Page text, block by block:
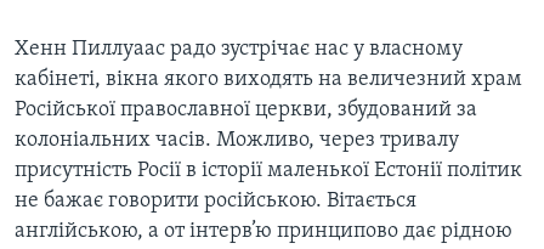
Хенн Пиллуаас радо зустрічає нас у власному
кабінеті, вікна якого виходять на величезний храм
Російської православної церкви, збудований за
колоніальних часів. Можливо, через тривалу
присутність Росії в історії маленької Естонії політик
не бажає говорити російською. Вітається
англійською, а от інтерв’ю принципово дає рідною